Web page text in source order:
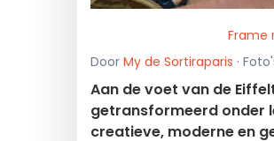
Frame
Door My de Sortiraparis ·
Aan de voet van de
getransformeerd onder
creatieve, moderne en